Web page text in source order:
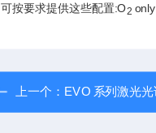
可按要求提供这些配置:O2
上一个： EVO 系列激光光谱技